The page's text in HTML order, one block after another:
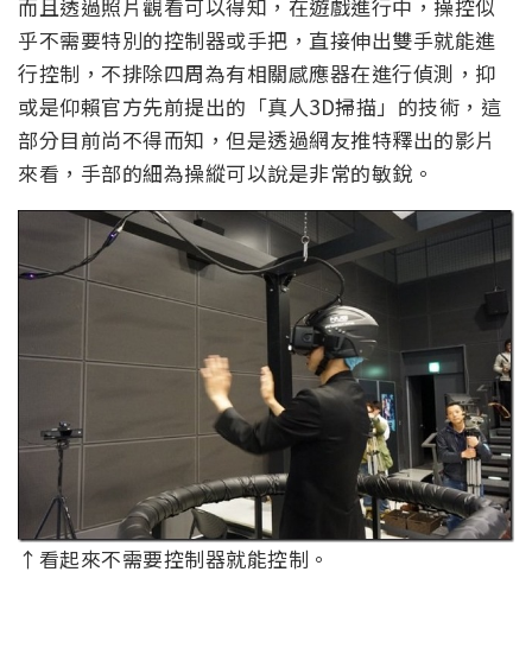
而且透過照片觀看可以得知，在遊戲進行中，操控似
乎不需要特別的控制器或手把，直接伸出雙手就能進
行控制，不排除四周為有相關感應器在進行偵測，抑
或是仰賴官方先前提出的「真人3D掃描」的技術，這
部分目前尚不得而知，但是透過網友推特釋出的影片
來看，手部的細為操縱可以說是非常的敏銳。
↑看起來不需要控制器就能控制。